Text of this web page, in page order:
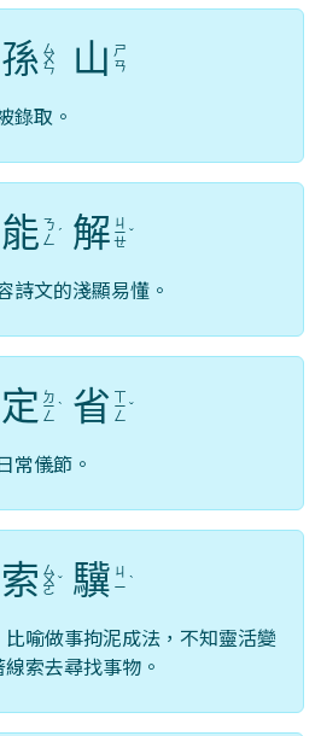
孫 ㄙ
ㄨ
ㄣ 山 ㄕ
ㄢ
錄取。
能 ㄋ
ㄥ ˊ 解 ㄐ
ㄧ
ㄝ
ˇ
詩文的淺顯易懂。
定 ㄉ
ㄧ
ㄥ
ˋ 省 ㄒ
ㄧ
ㄥ
ˇ
常儀節。
索 ㄙ
ㄨ
ㄛ
ˇ 驥 ㄐ
ㄧ ˋ
喻做事拘泥成法，不知靈活變
索去尋找事物。